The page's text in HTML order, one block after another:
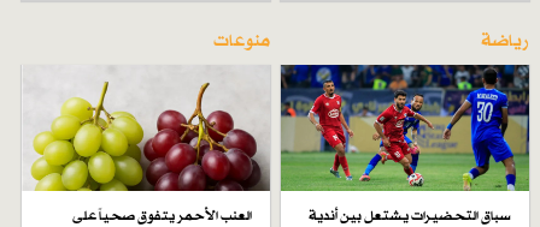
رياضة
سباق التحضيرات يشتعل بين أندية
منوعات
العنب الأحمر يتفوق صحياً على